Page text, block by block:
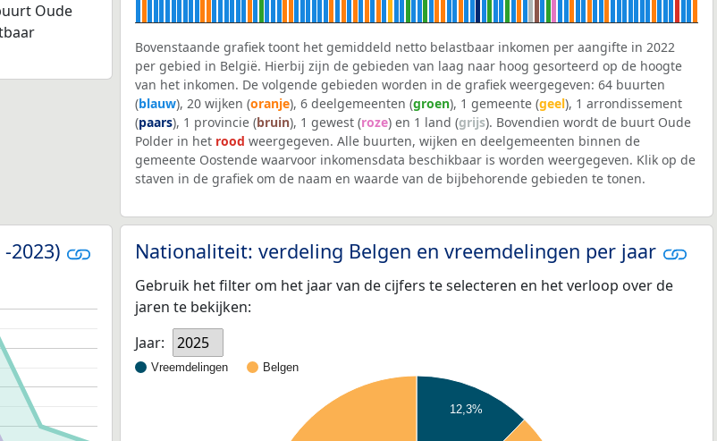
Oude
Bovenstaande grafiek toont het gemiddeld netto belastbaar inkomen per aangifte in 2022
per gebied in België. Hierbij zijn de gebieden van laag naar hoog gesorteerd op de hoogte
van het inkomen. De volgende gebieden worden in de grafiek weergegeven: 64 buurten
(blauw), 20 wijken (oranje), 6 deelgemeenten (groen), 1 gemeente (geel), 1 arrondissement
(paars), 1 provincie (bruin), 1 gewest (roze) en 1 land (grijs). Bovendien wordt de buurt Oude
Polder in het rood weergegeven. Alle buurten, wijken en deelgemeenten binnen de
gemeente Oostende waarvoor inkomensdata beschikbaar is worden weergegeven. Klik op de
staven in de grafiek om de naam en waarde van de bijbehorende gebieden te tonen.
2023) Nationaliteit: verdeling Belgen en vreemdelingen per jaar
Gebruik het filter om het jaar van de cijfers te selecteren en het verloop over de
jaren te bekijken:
Jaar:
2025
Vreemdelingen Belgen
12,3%